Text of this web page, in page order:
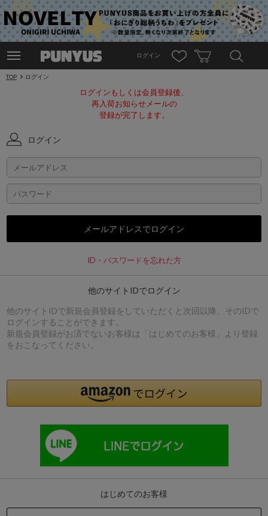
ログイン
TOP ログイン
ログインもしくは会員登録後、
再入荷お知らせメールの
登録が完了します。
ログイン
ID・パスワードを忘れた方
他のサイトIDでログイン
他のサイトIDで新規会員登録をしていただくと次回以降、そのIDで
ログインすることができます。
新規会員登録がお済でないお客様は「はじめてのお客様」より登録
をおこなってください。
はじめてのお客様